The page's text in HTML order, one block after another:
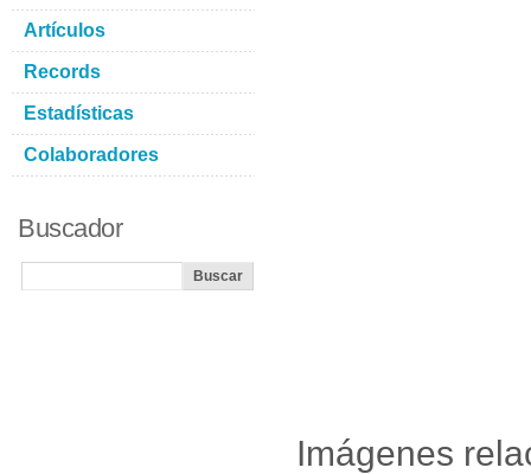
Imágenes
Artículos
Records
Estadísticas
Colaboradores
Buscador